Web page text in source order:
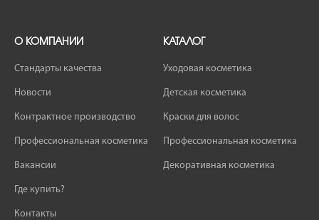
О КОМПАНИИ
Стандарты качества
Новости
Контрактное производство
Профессиональная косметика
Вакансии
Где купить?
Контакты
КАТАЛОГ
Уходовая косметика
Детская косметика
Краски для волос
Профессиональная косметика
Декоративная косметика